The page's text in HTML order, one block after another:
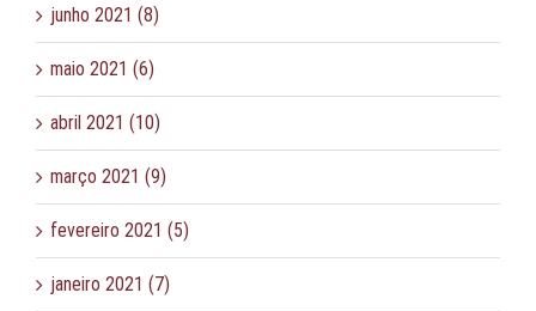
junho 2021 (8)
maio 2021 (6)
abril 2021 (10)
março 2021 (9)
fevereiro 2021 (5)
janeiro 2021 (7)